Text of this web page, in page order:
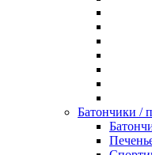
Батончики /